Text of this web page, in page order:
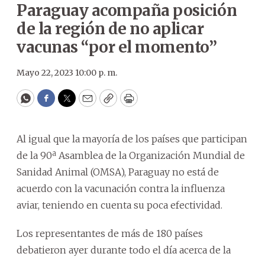
Paraguay acompaña posición
de la región de no aplicar
vacunas “por el momento”
Mayo 22, 2023 10:00 p. m.
WhatsApp
Facebook
Twitter
EmailCopyPrint
Al igual que la mayoría de los países que participan
de la 90ª Asamblea de la Organización Mundial de
Sanidad Animal (OMSA), Paraguay no está de
acuerdo con la vacunación contra la influenza
aviar, teniendo en cuenta su poca efectividad.
Los representantes de más de 180 países
debatieron ayer durante todo el día acerca de la